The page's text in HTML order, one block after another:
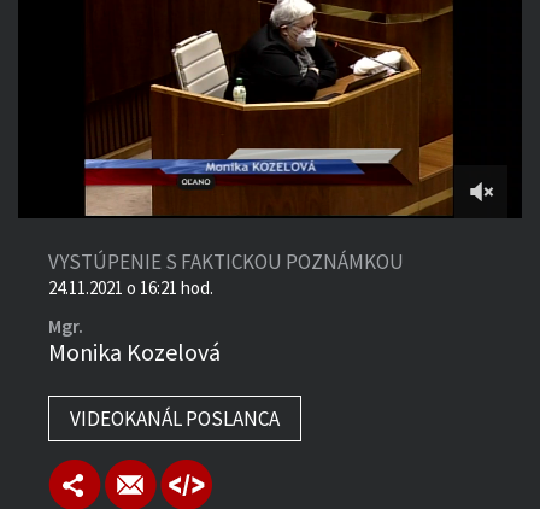
5:11:33
VYSTÚPENIE S FAKTICKOU POZNÁMKOU
24.11.2021 o 16:21 hod.
Mgr.
Monika Kozelová
VIDEOKANÁL POSLANCA